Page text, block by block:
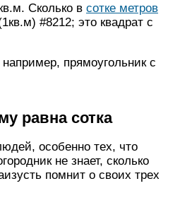
Сколько в сотке метров
#8212; это квадрат с
прямоугольник с
равна сотка
особенно тех, что
не знает, сколько
помнит о своих трех